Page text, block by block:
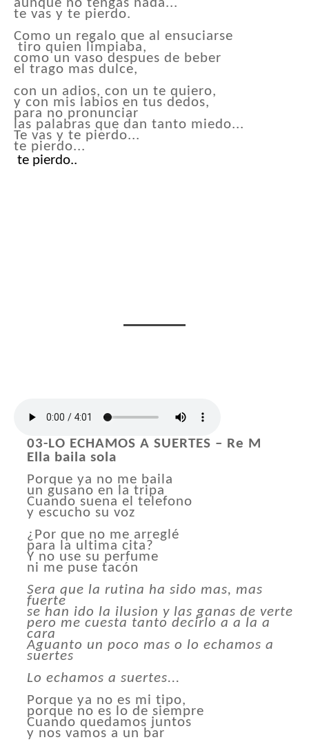
aunque no tengas nada...
te vas y te pierdo.
Como un regalo que al ensuciarse
tiro quien limpiaba,
como un vaso despues de beber
el trago mas dulce,
con un adios, con un te quiero,
y con mis labios en tus dedos,
para no pronunciar
las palabras que dan tanto miedo...
Te vas y te pierdo...
te pierdo...
te pierdo..
03-LO ECHAMOS A SUERTES – Re M
Ella baila sola
Porque ya no me baila
un gusano en la tripa
Cuando suena el telefono
y escucho su voz
¿Por que no me arreglé
para la ultima cita?
Y no use su perfume
ni me puse tacón
Sera que la rutina ha sido mas, mas
fuerte
se han ido la ilusion y las ganas de verte
pero me cuesta tanto decirlo a a la a
cara
Aguanto un poco mas o lo echamos a
suertes
Lo echamos a suertes...
Porque ya no es mi tipo,
porque no es lo de siempre
Cuando quedamos juntos
y nos vamos a un bar